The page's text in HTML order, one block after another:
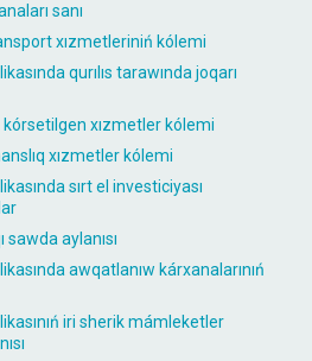
sanı
xızmetleriniń kólemi
qurılıs tarawında joqarı
kórsetilgen xızmetler kólemi
xızmetler kólemi
sırt el investiciyası
sawda aylanısı
awqatlanıw kárxanalarınıń
iri sherik mámleketler